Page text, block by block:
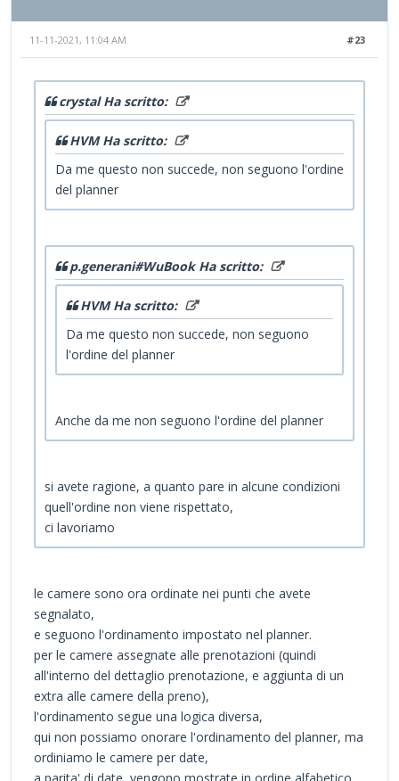
#23
11-11-2021, 11:04 AM
crystal Ha scritto:
HVM Ha scritto:
Da me questo non succede, non seguono l'ordine
del planner
p.generani#WuBook Ha scritto:
HVM Ha scritto:
Da me questo non succede, non seguono
l'ordine del planner
Anche da me non seguono l'ordine del planner
si avete ragione, a quanto pare in alcune condizioni
quell'ordine non viene rispettato,
ci lavoriamo
le camere sono ora ordinate nei punti che avete
segnalato,
e seguono l'ordinamento impostato nel planner.
per le camere assegnate alle prenotazioni (quindi
all'interno del dettaglio prenotazione, e aggiunta di un
extra alle camere della preno),
l'ordinamento segue una logica diversa,
qui non possiamo onorare l'ordinamento del planner, ma
ordiniamo le camere per date,